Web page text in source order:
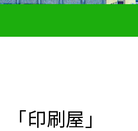
「印刷屋」